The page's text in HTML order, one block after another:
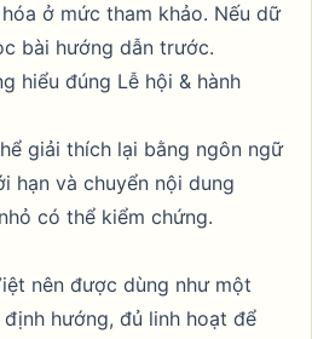
ở mức tham khảo. Nếu dữ
bài hướng dẫn trước.
hiểu đúng Lễ hội & hành
giải thích lại bằng ngôn ngữ
hạn và chuyển nội dung
có thể kiểm chứng.
nên được dùng như một
hướng, đủ linh hoạt để